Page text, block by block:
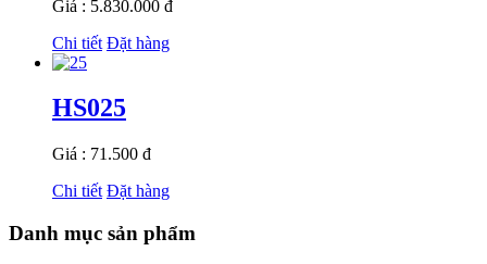
Giá : 5.830.000 đ
Chi tiết Đặt hàng
HS025
Giá : 71.500 đ
Chi tiết Đặt hàng
Danh mục sản phẩm